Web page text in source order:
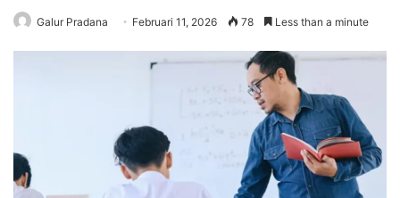
Galur Pradana Februari 11, 2026 78 Less than a minute